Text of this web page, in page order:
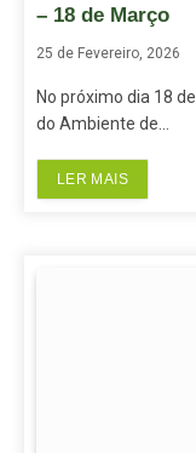
– 18 de Março
25 de Fevereiro, 2026
No próximo dia 18
do Ambiente de…
LER MAIS